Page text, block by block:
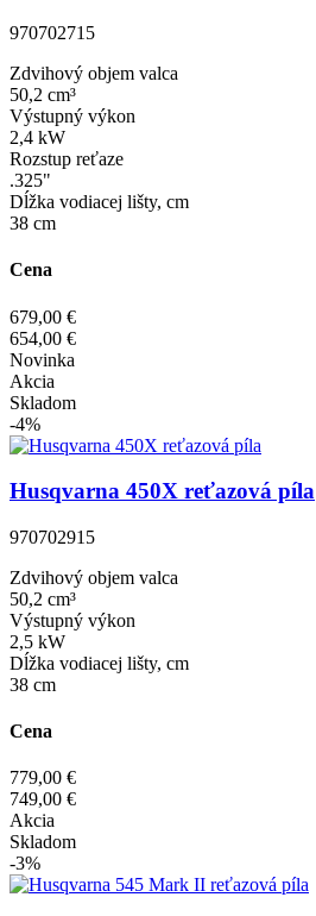
970702715
Zdvihový objem valca
50,2 cm³
Výstupný výkon
2,4 kW
Rozstup reťaze
.325"
Dĺžka vodiacej lišty, cm
38 cm
Cena
679,00 €
654,00 €
Novinka
Akcia
Skladom
-4%
Husqvarna 450X reťazová píla
970702915
Zdvihový objem valca
50,2 cm³
Výstupný výkon
2,5 kW
Dĺžka vodiacej lišty, cm
38 cm
Cena
779,00 €
749,00 €
Akcia
Skladom
-3%